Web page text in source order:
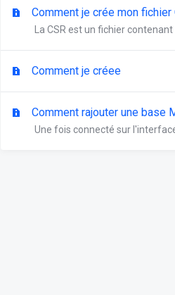
Comment je crée mon
La CSR est un fichier
Comment je créee
Comment rajouter une base
Une fois connecté sur